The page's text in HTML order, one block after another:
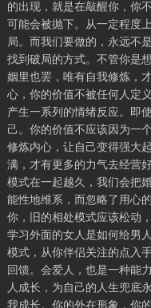
的出现，就是在敲醒你，你
可能会被抛下。从一定程度
局。而我们要做的，永远不
找到破局的方式。不管你是
姻里也罢，唯有自我修炼，
心，你的价值不被任何人定
产生一系列的情绪反应。即
己。你的价值不应该因为一
修炼内心，让自己变得强大
满，才有更多的力气去经营
模式在一起越久，我们会把
能性地维系，而忽略了用心
你，旧的相处模式应该松动
学习外面的女人是如何给男
模式，从你伴侣关注的点入
回馈。会爱人，也是一种能
人成长，为自己的人生兜底
我成长。你的外在形象，你